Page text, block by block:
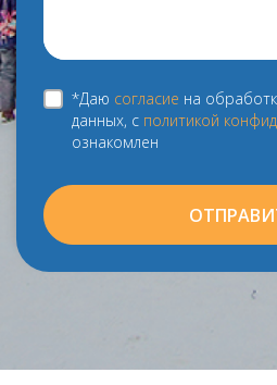
*Даю согласие на
данных, с политикой
ознакомлен